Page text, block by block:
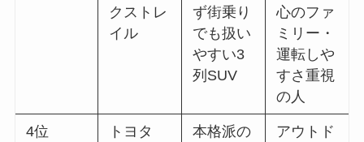
クストレ
イル
ず街乗り
でも扱い
やすい3
列SUV
心のファ
ミリー・
運転しや
すさ重視
の人
4位
トヨタ
本格派の
アウトド